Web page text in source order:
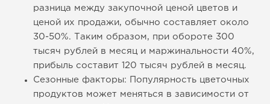
разница между закупочной ценой цветов и
ценой их продажи, обычно составляет около
30-50%. Таким образом, при обороте 300
тысяч рублей в месяц и маржинальности 40%,
прибыль составит 120 тысяч рублей в месяц.
Сезонные факторы: Популярность цветочных
продуктов может меняться в зависимости от